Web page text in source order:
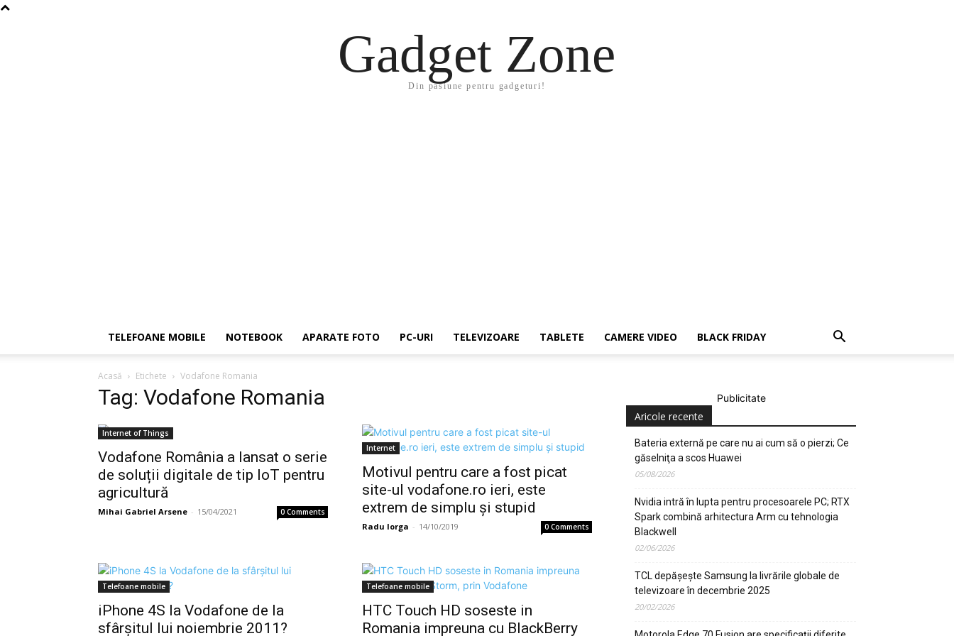
Gadget Zone
Din pasiune pentru gadgeturi!
TELEFOANE MOBILE NOTEBOOK APARATE FOTO PC-URI TELEVIZOARE TABLETE CAMERE VIDEO BLACK FRIDAY
Acasă Etichete Vodafone Romania
Tag: Vodafone Romania
Internet of Things
Vodafone România a lansat o serie
de soluții digitale de tip IoT pentru
agricultură
Mihai Gabriel Arsene - 15/04/2021 0 Comments
Internet
Motivul pentru care a fost picat
site-ul vodafone.ro ieri, este
extrem de simplu și stupid
Radu Iorga - 14/10/2019 0 Comments
Telefoane mobile
iPhone 4S la Vodafone de la
sfârşitul lui noiembrie 2011?
Telefoane mobile
HTC Touch HD soseste in
Romania impreuna cu BlackBerry
Publicitate
Aricole recente
Bateria externă pe care nu ai cum să o pierzi; Ce
găselniţa a scos Huawei
05/08/2026
Nvidia intră în lupta pentru procesoarele PC; RTX
Spark combină arhitectura Arm cu tehnologia
Blackwell
02/06/2026
TCL depășește Samsung la livrările globale de
televizoare în decembrie 2025
20/02/2026